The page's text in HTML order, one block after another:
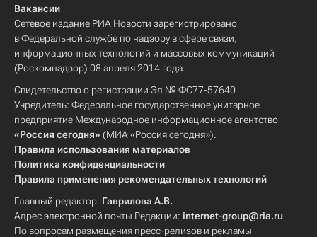
Вакансии
Сетевое издание РИА Новости зарегистрировано
в Федеральной службе по надзору в сфере связи,
информационных технологий и массовых коммуникаций
(Роскомнадзор) 08 апреля 2014 года.
Свидетельство о регистрации Эл № ФС77-57640
Учредитель: Федеральное государственное унитарное
предприятие Международное информационное агентство
«Россия сегодня» (МИА «Россия сегодня»).
Правила использования материалов
Политика конфиденциальности
Правила применения рекомендательных технологий
Главный редактор: Гаврилова А.В.
Адрес электронной почты Редакции: internet-group@ria.ru
По вопросам размещения пресс-релизов и рекламы